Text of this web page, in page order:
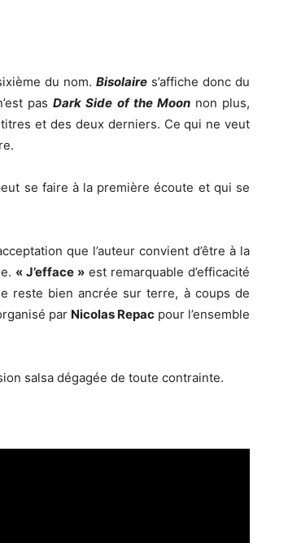
du nom.Bisolaire s’affiche donc du
pasDark Side of the Moonnon plus,
et des deux derniers. Ce qui ne veut
se faire à la première écoute et qui se
que l’auteur convient d’être à la
« J’efface » est remarquable d’efficacité
reste bien ancrée sur terre, à coups de
par Nicolas Repac pour l’ensemble
salsa dégagée de toute contrainte.